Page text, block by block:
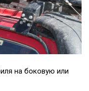
на боковую или